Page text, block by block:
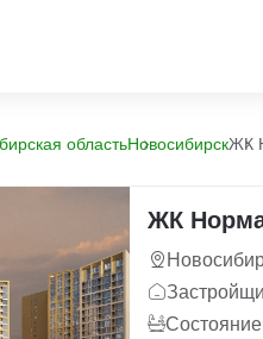
областьНовосибирскЖК
ЖК